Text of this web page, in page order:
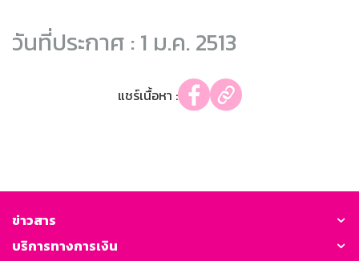
วันที่ประกาศ : 1 ม.ค. 2513
แชร์เนื้อหา :
ข่าวสาร
บริการทางการเงิน